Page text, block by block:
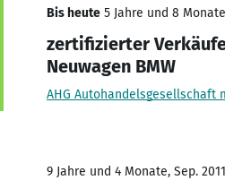
Bis heute 5 Jahre und 8
zertifizierter
Neuwagen BMW
AHG Autohandelsgesellschaft
9 Jahre und 4 Monate, Sep.